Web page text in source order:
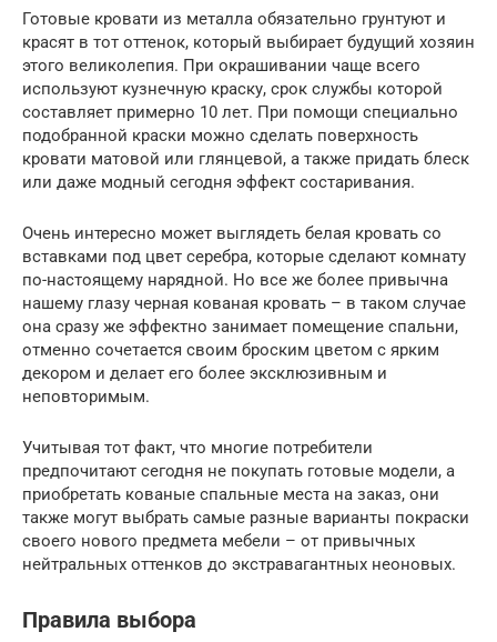
Готовые кровати из металла обязательно грунтуют и
красят в тот оттенок, который выбирает будущий хозяин
этого великолепия. При окрашивании чаще всего
используют кузнечную краску, срок службы которой
составляет примерно 10 лет. При помощи специально
подобранной краски можно сделать поверхность
кровати матовой или глянцевой, а также придать блеск
или даже модный сегодня эффект состаривания.
Очень интересно может выглядеть белая кровать со
вставками под цвет серебра, которые сделают комнату
по-настоящему нарядной. Но все же более привычна
нашему глазу черная кованая кровать – в таком случае
она сразу же эффектно занимает помещение спальни,
отменно сочетается своим броским цветом с ярким
декором и делает его более эксклюзивным и
неповторимым.
Учитывая тот факт, что многие потребители
предпочитают сегодня не покупать готовые модели, а
приобретать кованые спальные места на заказ, они
также могут выбрать самые разные варианты покраски
своего нового предмета мебели – от привычных
нейтральных оттенков до экстравагантных неоновых.
Правила выбора